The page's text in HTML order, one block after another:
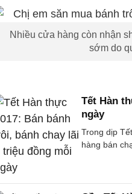
Nhiều cửa hàng còn nhận
sớm do
Tết Hàn
ngày
Trong dịp
hàng bán